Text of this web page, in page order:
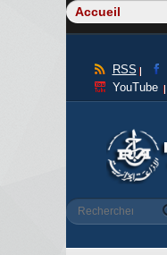
RSS
YouTube
Rechercher